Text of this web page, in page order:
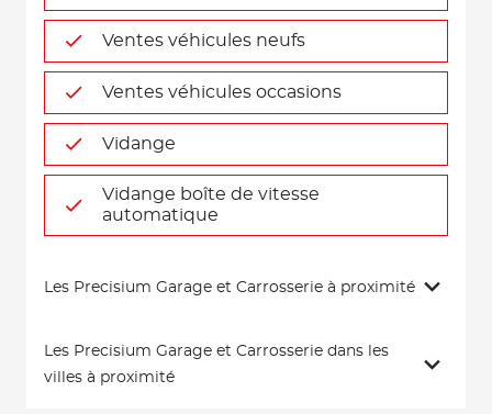
Ventes véhicules neufs
Ventes véhicules occasions
Vidange
Vidange boîte de vitesse
automatique
Les Precisium Garage et Carrosserie à proximité
Les Precisium Garage et Carrosserie dans les
villes à proximité